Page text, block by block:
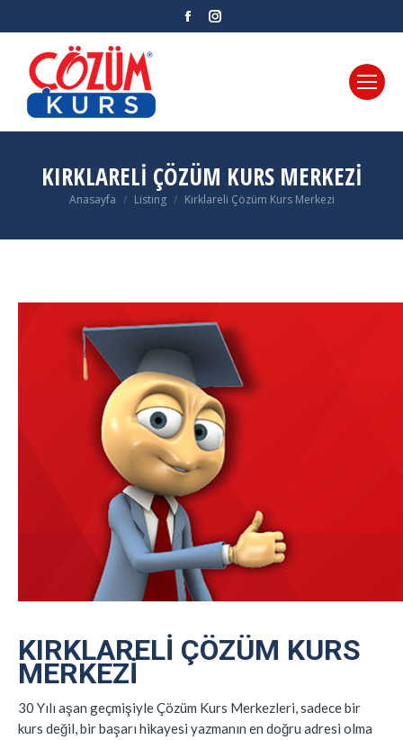
Facebook
KIRKLARELI ÇÖZÜM KURS MERKEZI
You are here:
Anasayfa Listing Kırklareli Çözüm Kurs Merkezi
KIRKLARELI ÇÖZÜM KURS
MERKEZI
30 Yılı aşan geçmişiyle Çözüm Kurs Merkezleri, sadece bir
kurs değil, bir başarı hikayesi yazmanın en doğru adresi olma